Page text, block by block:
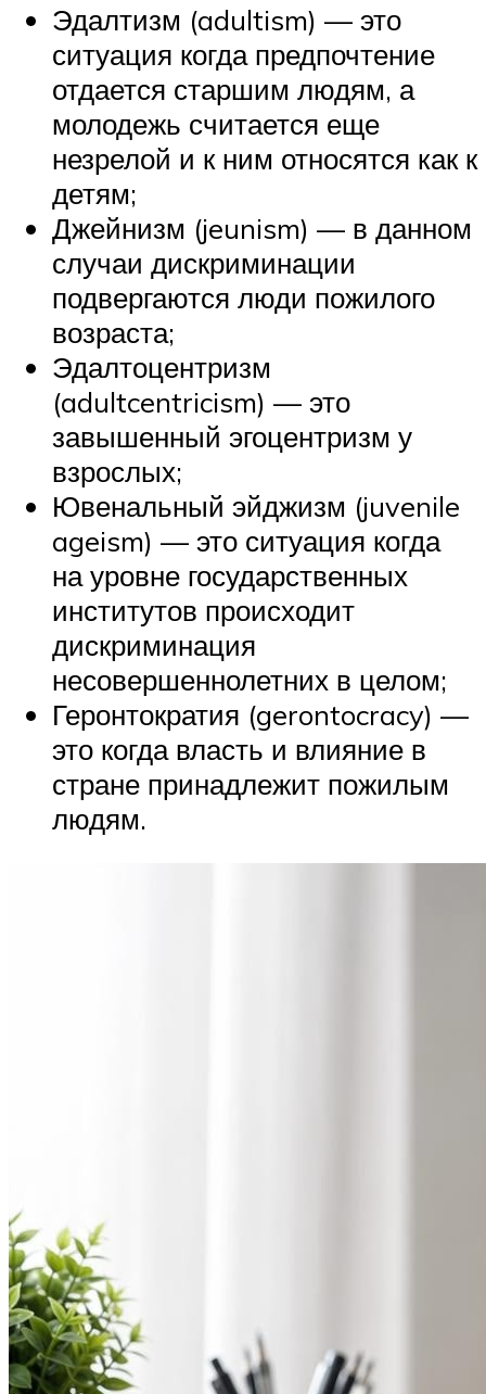
Эдалтизм (adultism) — это
ситуация когда предпочтение
отдается старшим людям, а
молодежь считается еще
незрелой и к ним относятся как к
детям;
Джейнизм (jeunism) — в данном
случаи дискриминации
подвергаются люди пожилого
возраста;
Эдалтоцентризм
(adultcentricism) — это
завышенный эгоцентризм у
взрослых;
Ювенальный эйджизм (juvenile
ageism) — это ситуация когда
на уровне государственных
институтов происходит
дискриминация
несовершеннолетних в целом;
Геронтократия (gerontocracy) —
это когда власть и влияние в
стране принадлежит пожилым
людям.